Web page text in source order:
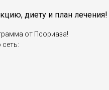
диету и план лечения!
от Псориаза!